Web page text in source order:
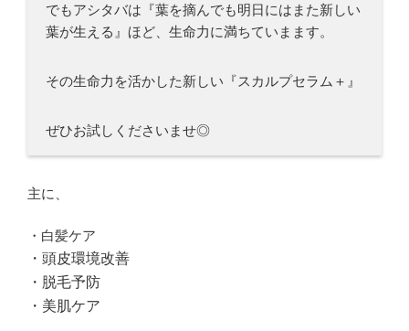
でもアシタバは『葉を摘んでも明日にはまた新しい
葉が生える』ほど、生命力に満ちていまます。
その生命力を活かした新しい『スカルプセラム＋』
ぜひお試しくださいませ◎
主に、
・白髪ケア
・頭皮環境改善
・脱毛予防
・美肌ケア